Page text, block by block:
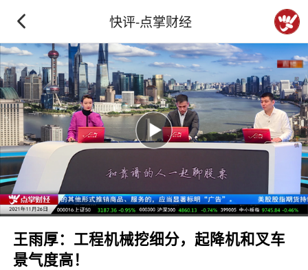
快评-点掌财经
王雨厚：工程机械挖细分，起降机和叉车
景气度高！